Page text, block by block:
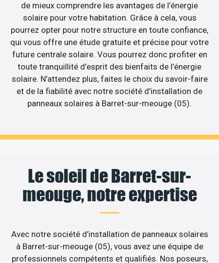
de mieux comprendre les avantages de l’énergie
solaire pour votre habitation. Grâce à cela, vous
pourrez opter pour notre structure en toute confiance,
qui vous offre une étude gratuite et précise pour votre
future centrale solaire. Vous pourrez donc profiter en
toute tranquillité d’esprit des bienfaits de l’énergie
solaire. N’attendez plus, faites le choix du savoir-faire
et de la fiabilité avec notre société d’installation de
panneaux solaires à Barret-sur-meouge (05).
Le soleil de Barret-sur-
meouge, notre expertise
Avec notre société d’installation de panneaux solaires
à Barret-sur-meouge (05), vous avez une équipe de
professionnels compétents et qualifiés. Nos poseurs,